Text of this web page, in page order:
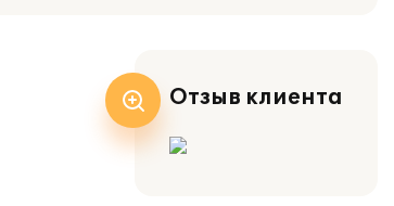
Отзыв клиента